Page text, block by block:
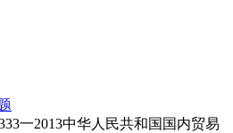
一2013中华人民共和国国内贸易